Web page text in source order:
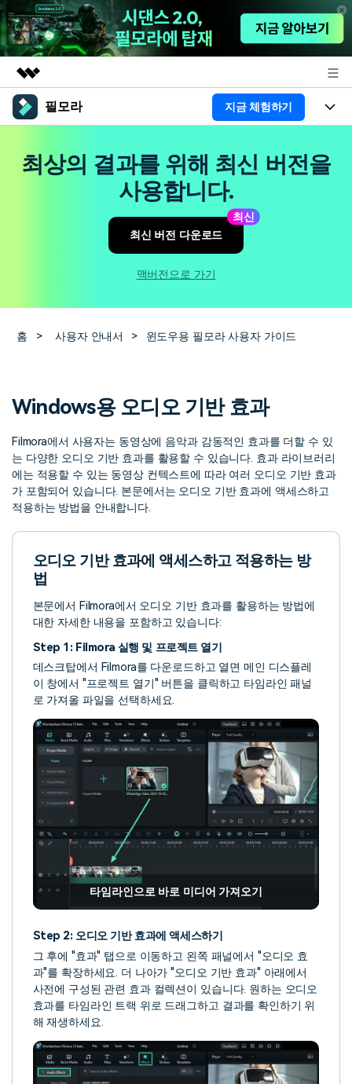
주요 제품
유틸리티
필모라 지금 체험하기
고객 지원
더 알아보기
가격 로그인
검색
최상의 결과를 위해 최신 버전을
사용합니다.
최신
최신 버전 다운로드
맥버전으로 가기
홈 > 사용자 안내서 > 윈도우용 필모라 사용자 가이드
Windows용 오디오 기반 효과
Filmora에서 사용자는 동영상에 음악과 감동적인 효과를 더할 수 있
는 다양한 오디오 기반 효과를 활용할 수 있습니다. 효과 라이브러리
에는 적용할 수 있는 동영상 컨텍스트에 따라 여러 오디오 기반 효과
가 포함되어 있습니다. 본문에서는 오디오 기반 효과에 액세스하고
적용하는 방법을 안내합니다.
오디오 기반 효과에 액세스하고 적용하는 방
법
본문에서 Filmora에서 오디오 기반 효과를 활용하는 방법에
대한 자세한 내용을 포함하고 있습니다:
Step 1: Filmora 실행 및 프로젝트 열기
데스크탑에서 Filmora를 다운로드하고 열면 메인 디스플레
이 창에서 "프로젝트 열기" 버튼을 클릭하고 타임라인 패널
로 가져올 파일을 선택하세요.
타임라인으로 바로 미디어 가져오기
Step 2: 오디오 기반 효과에 액세스하기
그 후에 "효과" 탭으로 이동하고 왼쪽 패널에서 "오디오 효
과"를 확장하세요. 더 나아가 "오디오 기반 효과" 아래에서
사전에 구성된 관련 효과 컬렉션이 있습니다. 원하는 오디오
효과를 타임라인 트랙 위로 드래그하고 결과를 확인하기 위
해 재생하세요.